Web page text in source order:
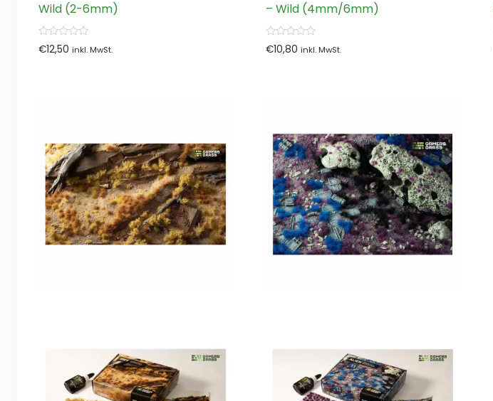
Wild (2-6mm)
0
von
€12,50 inkl. MwSt.
– Wild (4mm/6mm)
0
von
€10,80 inkl. MwSt.